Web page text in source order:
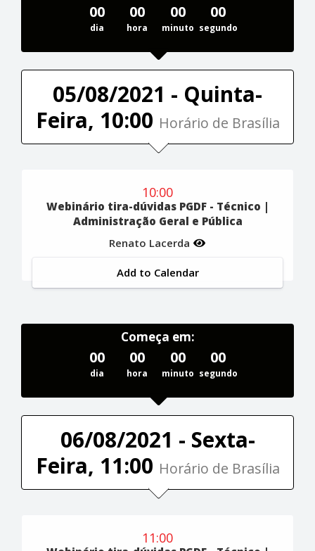
00
dia
00
hora
00
minuto
00
segundo
05/08/2021 - Quinta-
Feira, 10:00 Horário de Brasília
10:00
Webinário tira-dúvidas PGDF - Técnico |
Administração Geral e Pública
Renato Lacerda
Add to Calendar
Começa em:
00
dia
00
hora
00
minuto
00
segundo
06/08/2021 - Sexta-
Feira, 11:00 Horário de Brasília
11:00